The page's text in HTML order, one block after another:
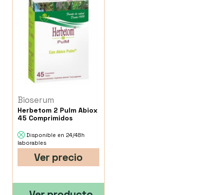
Bioserum
Herbetom 2 Pulm Abiox
45 Comprimidos
Disponible en 24/48h
laborables
Ver precio